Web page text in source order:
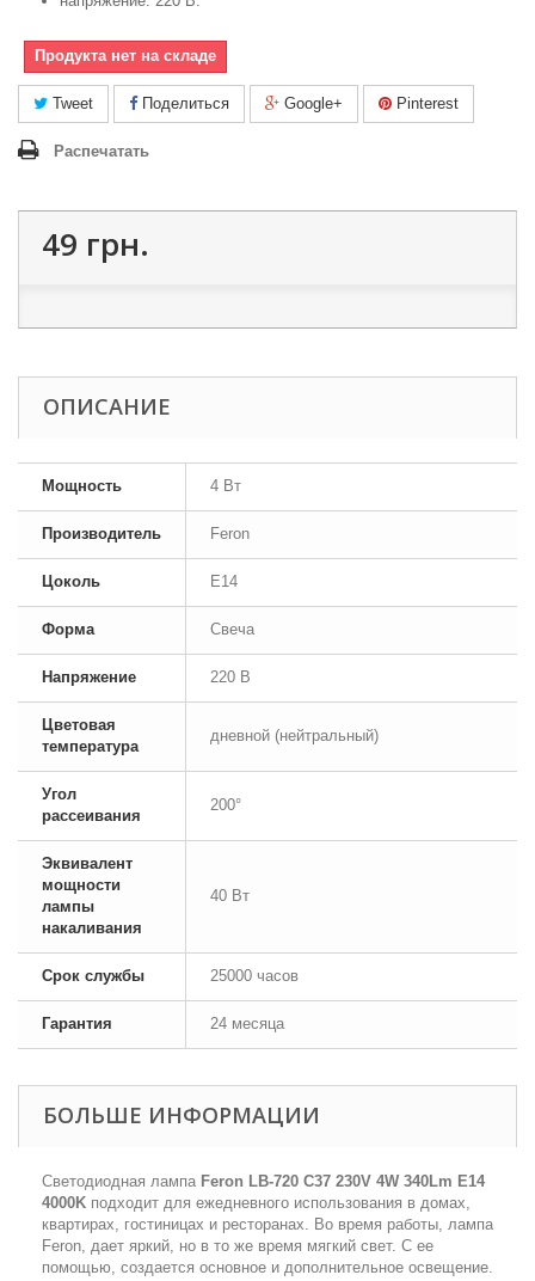
Продукта нет на складе
Tweet Поделиться Google+ Pinterest
Распечатать
49 грн.
ОПИСАНИЕ
Мощность 4 Вт
Производитель Feron
Цоколь E14
Форма Свеча
Напряжение 220 В
Цветовая
температура
дневной (нейтральный)
Угол
рассеивания
200°
Эквивалент
мощности
лампы
накаливания
40 Вт
Срок службы 25000 часов
Гарантия 24 месяца
БОЛЬШЕ ИНФОРМАЦИИ
Светодиодная лампа Feron LB-720 C37 230V 4W 340Lm E14
4000K подходит для ежедневного использования в домах,
квартирах, гостиницах и ресторанах. Во время работы, лампа
Feron, дает яркий, но в то же время мягкий свет. С ее
помощью, создается основное и дополнительное освещение.